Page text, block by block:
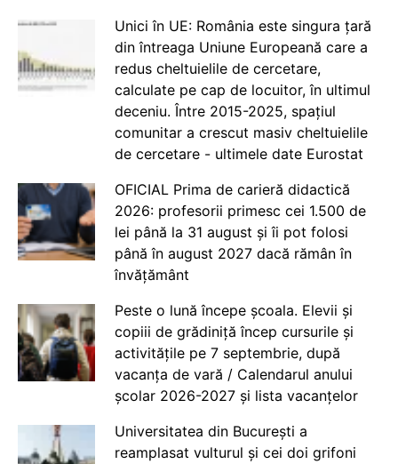
Unici în UE: România este singura țară
din întreaga Uniune Europeană care a
redus cheltuielile de cercetare,
calculate pe cap de locuitor, în ultimul
deceniu. Între 2015-2025, spațiul
comunitar a crescut masiv cheltuielile
de cercetare - ultimele date Eurostat
OFICIAL Prima de carieră didactică
2026: profesorii primesc cei 1.500 de
lei până la 31 august și îi pot folosi
până în august 2027 dacă rămân în
învățământ
Peste o lună începe școala. Elevii și
copiii de grădiniță încep cursurile și
activitățile pe 7 septembrie, după
vacanța de vară / Calendarul anului
școlar 2026-2027 și lista vacanțelor
Universitatea din București a
reamplasat vulturul și cei doi grifoni